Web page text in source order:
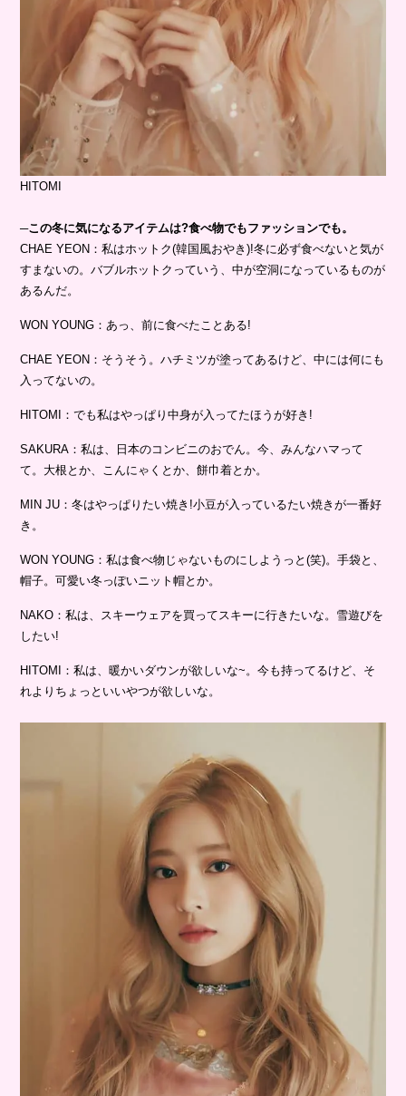
HITOMI
─この冬に気になるアイテムは?食べ物でもファッションでも。
CHAE YEON：私はホットク(韓国風おやき)!冬に必ず食べないと気が
すまないの。バブルホットクっていう、中が空洞になっているものが
あるんだ。
WON YOUNG：あっ、前に食べたことある!
CHAE YEON：そうそう。ハチミツが塗ってあるけど、中には何にも
入ってないの。
HITOMI：でも私はやっぱり中身が入ってたほうが好き!
SAKURA：私は、日本のコンビニのおでん。今、みんなハマって
て。大根とか、こんにゃくとか、餅巾着とか。
MIN JU：冬はやっぱりたい焼き!小豆が入っているたい焼きが一番好
き。
WON YOUNG：私は食べ物じゃないものにしようっと(笑)。手袋と、
帽子。可愛い冬っぽいニット帽とか。
NAKO：私は、スキーウェアを買ってスキーに行きたいな。雪遊びを
したい!
HITOMI：私は、暖かいダウンが欲しいな~。今も持ってるけど、そ
れよりちょっといいやつが欲しいな。